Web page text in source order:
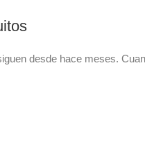
desde hace meses.